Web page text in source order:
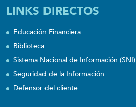
LINKS DIRECTOS
Educación Financiera
Biblioteca
Sistema Nacional de Información (SNI)
Seguridad de la Información
Defensor del cliente